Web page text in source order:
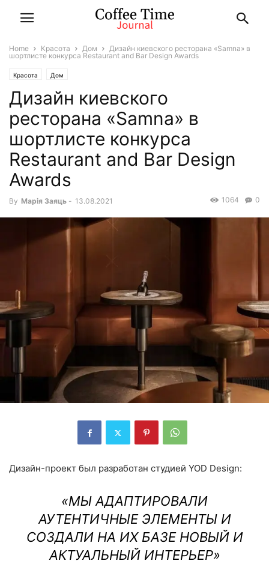
Home Красота Дом
Дизайн киевского ресторана «Samna» в
шортлисте конкурса Restaurant and Bar Design Awards
Красота Дом
Дизайн киевского
ресторана «Samna» в
шортлисте конкурса
Restaurant and Bar Design
Awards
By Марiя Заяць - 13.08.2021 0
1064
Дизайн-проект был разработан студией YOD Design:
«МЫ АДАПТИРОВАЛИ
АУТЕНТИЧНЫЕ ЭЛЕМЕНТЫ И
СОЗДАЛИ НА ИХ БАЗЕ НОВЫЙ И
АКТУАЛЬНЫЙ ИНТЕРЬЕР»